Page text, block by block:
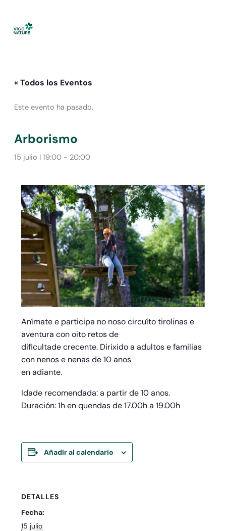
contenido
« Todos los Eventos
Este evento ha pasado.
Arborismo
15 julio I 19:00- 20:00
Anímate e participa no noso circuíto tirolinas e
aventura con oito retos de
dificultade crecente. Dirixido a adultos e familias
con nenos e nenas de 10 anos
en adiante.
Idade recomendada: a partir de 10 anos.
Duración: 1h en quendas de 17.00h a 19.00h
Añadir al calendario
DETALLES
Fecha:
15 julio